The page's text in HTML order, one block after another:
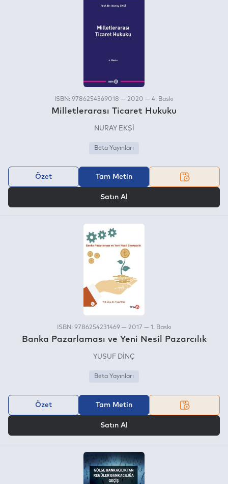
ISBN: 9786254369018 — 2020 — 4. Baskı
Milletlerarası Ticaret Hukuku
NURAY EKŞİ
Beta Yayınları
Özet Tam Metin
Satın Al
ISBN: 9786254231469 — 2017 — 1. Baskı
Banka Pazarlaması ve Yeni Nesil Pazarcılık
YUSUF DİNÇ
Beta Yayınları
Özet Tam Metin
Satın Al